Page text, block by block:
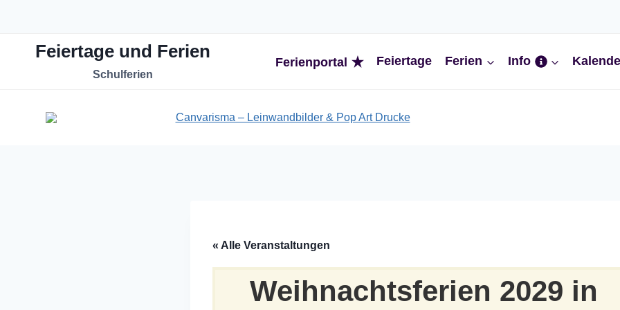
springenFeiertage und Ferien
Schulferien
Ferienportal Feiertage Ferien Info
« Alle Veranstaltungen
Weihnachtsferien 2029 in